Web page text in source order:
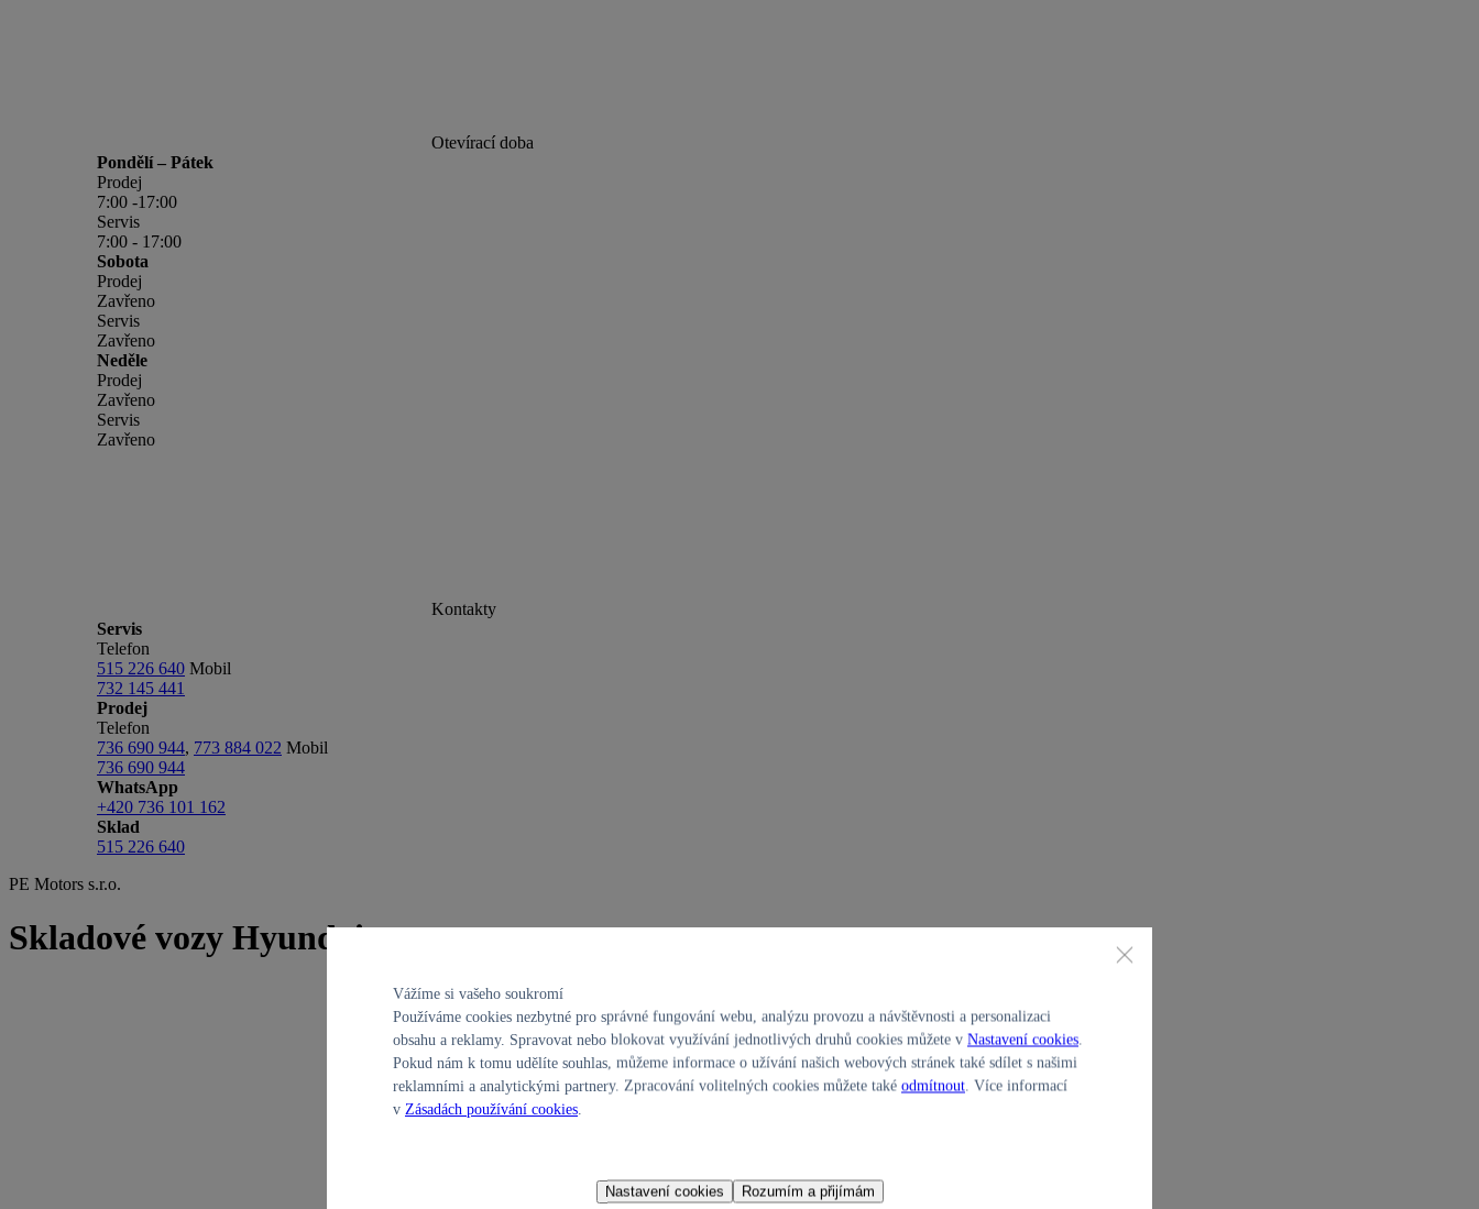
Otevírací doba
Pondělí – Pátek
Prodej
7:00 -17:00
Servis
7:00 - 17:00
Sobota
Prodej
Zavřeno
Servis
Zavřeno
Neděle
Prodej
Zavřeno
Servis
Zavřeno
Kontakty
Servis
Telefon
515 226 640 Mobil
732 145 441
Prodej
Telefon
736 690 944, 773 884 022 Mobil
736 690 944
WhatsApp
+420 736 101 162
Sklad
515 226 640
PE Motors s.r.o.
Skladové vozy Hyundai
Vážíme si vašeho soukromí
Používáme cookies nezbytné pro správné fungování webu, analýzu provozu a návštěvnosti a personalizaci
obsahu a reklamy. Spravovat nebo blokovat využívání jednotlivých druhů cookies můžete v Nastavení cookies.
Pokud nám k tomu udělíte souhlas, můžeme informace o užívání našich webových stránek také sdílet s našimi
reklamními a analytickými partnery. Zpracování volitelných cookies můžete také odmítnout. Více informací
v Zásadách používání cookies
Nastavení cookies Rozumím a přijímám